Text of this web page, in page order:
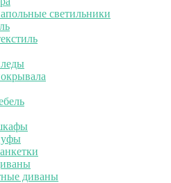
светильники
диваны